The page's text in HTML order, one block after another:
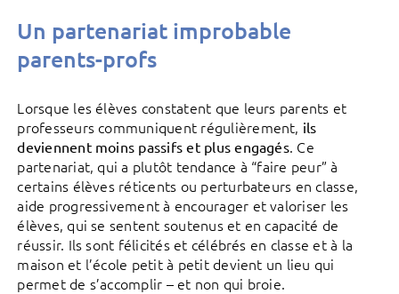
Un partenariat improbable
parents-profs
Lorsque les élèves constatent que leurs parents et
professeurs communiquent régulièrement, ils
deviennent moins passifs et plus engagés. Ce
partenariat, qui a plutôt tendance à “faire peur” à
certains élèves réticents ou perturbateurs en classe,
aide progressivement à encourager et valoriser les
élèves, qui se sentent soutenus et en capacité de
réussir. Ils sont félicités et célébrés en classe et à la
maison et l’école petit à petit devient un lieu qui
permet de s’accomplir – et non qui broie.